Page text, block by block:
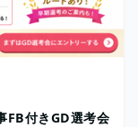
FB付きGD選考会